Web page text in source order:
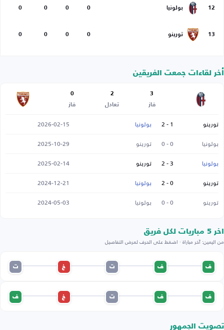
12 بولونيا 0
0
0
0
13 تورينو 0
0
0
0
أخر لقاءات جمعت الفريقين
3
فاز
2
تعادل
0
فاز
تورينو 1 - 2 بولونيا
2026-02-15
بولونيا
0 - 0 تورينو
2025-10-29
بولونيا
3 - 2 تورينو
2025-02-14
تورينو
0 - 2 بولونيا
2024-12-21
تورينو
0 - 0 بولونيا 2024-05-03
اخر 5 مباريات لكل فريق
من اليمين: آخر مباراة · اضغط على الحرف لعرض التفاصيل
ف ف ت خ ت
ف ف ت خ ف
تصويت الجمهور